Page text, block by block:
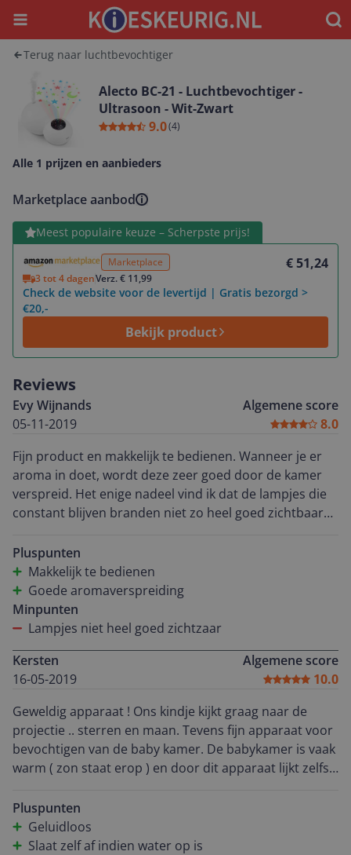
Menu
Terug naar luchtbevochtiger
Alecto BC-21 - Luchtbevochtiger -
Ultrasoon - Wit-Zwart
9.0(4)
Alle 1 prijzen en aanbieders
Marketplace aanbod
Meest populaire keuze – Scherpste prijs!
Marketplace € 51,24
3 tot 4 dagenVerz. € 11,99
Check de website voor de levertijd | Gratis bezorgd >
€20,-
Bekijk product
Bekijk product
Reviews
Evy Wijnands
05-11-2019
Algemene score
8.0
Fijn product en makkelijk te bedienen. Wanneer je er
aroma in doet, wordt deze zeer goed door de kamer
verspreid. Het enige nadeel vind ik dat de lampjes die
constant blijven branden niet zo heel goed zichtbaar
Pluspunten
Makkelijk te bedienen
Goede aromaverspreiding
Minpunten
Lampjes niet heel goed zichtzaar
Kersten
16-05-2019
Algemene score
10.0
Geweldig apparaat ! Ons kindje kijkt graag naar de
projectie .. sterren en maan. Tevens fijn apparaat voor
bevochtigen van de baby kamer. De babykamer is vaak
warm ( zon staat erop ) en door dit apparaat lijkt zelfs
voor de kleine.
Pluspunten
Geluidloos
Slaat zelf af indien water op is